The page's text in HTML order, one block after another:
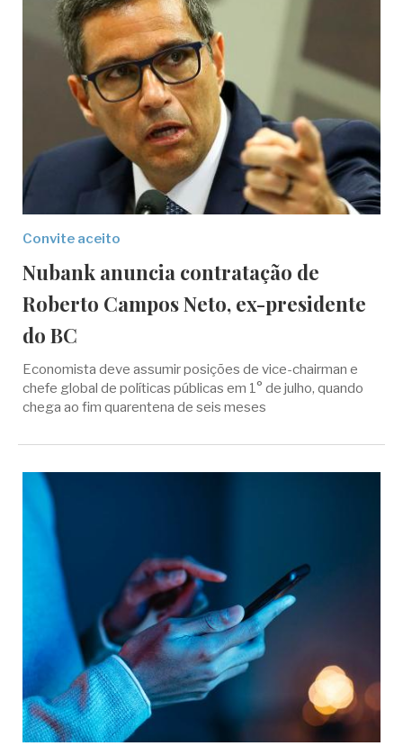
Convite aceito
Nubank anuncia contratação de
Roberto Campos Neto, ex-presidente
do BC
Economista deve assumir posições de vice-chairman e
chefe global de políticas públicas em 1° de julho, quando
chega ao fim quarentena de seis meses